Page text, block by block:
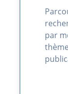
par